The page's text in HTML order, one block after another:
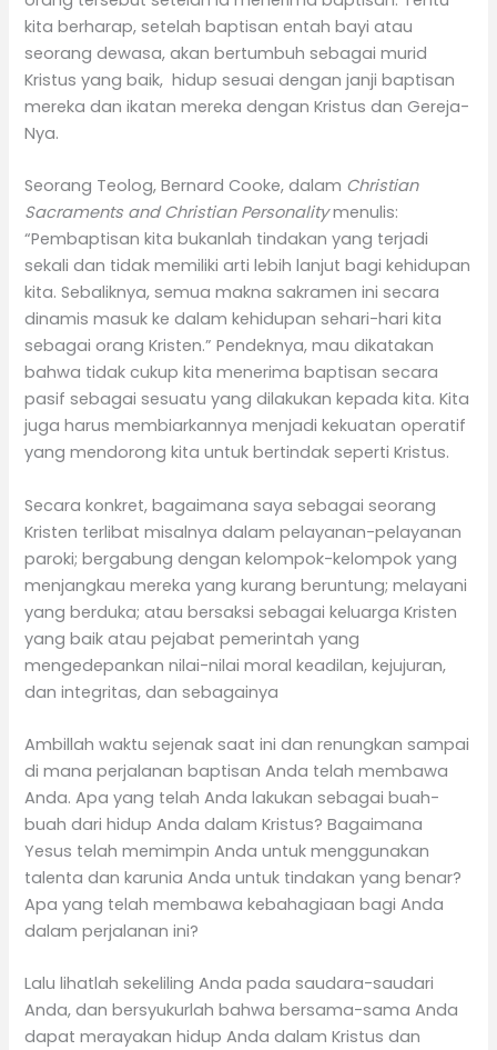
kita berharap, setelah baptisan entah bayi atau
seorang dewasa, akan bertumbuh sebagai murid
Kristus yang baik, hidup sesuai dengan janji baptisan
mereka dan ikatan mereka dengan Kristus dan Gereja-
Nya.
Seorang Teolog, Bernard Cooke, dalam Christian
Sacraments and Christian Personalitymenulis:
“Pembaptisan kita bukanlah tindakan yang terjadi
sekali dan tidak memiliki arti lebih lanjut bagi kehidupan
kita. Sebaliknya, semua makna sakramen ini secara
dinamis masuk ke dalam kehidupan sehari-hari kita
sebagai orang Kristen.” Pendeknya, mau dikatakan
bahwa tidak cukup kita menerima baptisan secara
pasif sebagai sesuatu yang dilakukan kepada kita. Kita
juga harus membiarkannya menjadi kekuatan operatif
yang mendorong kita untuk bertindak seperti Kristus.
Secara konkret, bagaimana saya sebagai seorang
Kristen terlibat misalnya dalam pelayanan-pelayanan
paroki; bergabung dengan kelompok-kelompok yang
menjangkau mereka yang kurang beruntung; melayani
yang berduka; atau bersaksi sebagai keluarga Kristen
yang baik atau pejabat pemerintah yang
mengedepankan nilai-nilai moral keadilan, kejujuran,
dan integritas, dan sebagainya
Ambillah waktu sejenak saat ini dan renungkan sampai
di mana perjalanan baptisan Anda telah membawa
Anda. Apa yang telah Anda lakukan sebagai buah-
buah dari hidup Anda dalam Kristus? Bagaimana
Yesus telah memimpin Anda untuk menggunakan
talenta dan karunia Anda untuk tindakan yang benar?
Apa yang telah membawa kebahagiaan bagi Anda
dalam perjalanan ini?
Lalu lihatlah sekeliling Anda pada saudara-saudari
Anda, dan bersyukurlah bahwa bersama-sama Anda
dapat merayakan hidup Anda dalam Kristus dan